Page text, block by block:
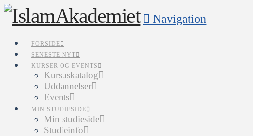
Navigation
FORSIDE
SENESTE NYT
KURSER OG EVENTS
Kursuskatalog
Uddannelser
Events
MIN STUDIESIDE
Min studieside
Studieinfo